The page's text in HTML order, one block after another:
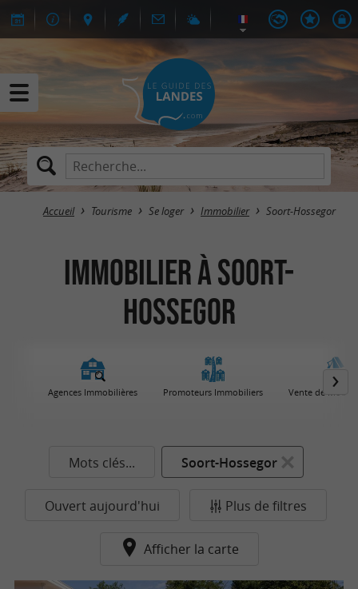
Accueil Tourisme Se loger Immobilier Soort-Hossegor
Immobilier à Soort-
Hossegor
Agences Immobilières Promoteurs Immobiliers Vente de Mobil
Mots clés... Soort-Hossegor
Ouvert aujourd'hui Plus de filtres
Afficher la carte